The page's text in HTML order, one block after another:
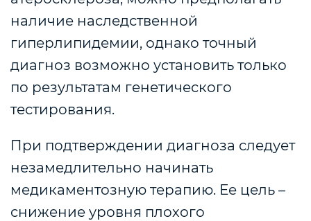
наличие наследственной
гиперлипидемии, однако точный
диагноз возможно установить только
по результатам генетического
тестирования.
При подтверждении диагноза следует
незамедлительно начинать
медикаментозную терапию. Ее цель –
снижение уровня плохого